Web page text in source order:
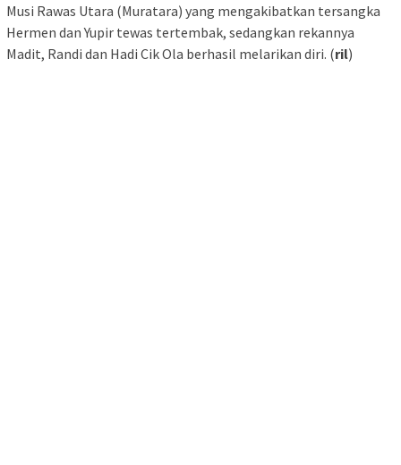
Musi Rawas Utara (Muratara) yang mengakibatkan tersangka
Hermen dan Yupir tewas tertembak, sedangkan rekannya
Madit, Randi dan Hadi Cik Ola berhasil melarikan diri. (ril)